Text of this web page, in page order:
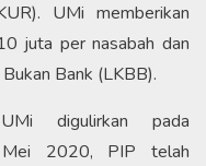
UMi memberikan
juta per nasabah dan
Bank (LKBB).
digulirkan pada
2020, PIP telah